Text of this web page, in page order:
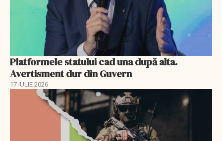
Platformele statului cad una după alta.
Avertisment dur din Guvern
17 IULIE 2026